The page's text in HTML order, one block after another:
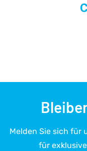
Melden Sie sich für
für